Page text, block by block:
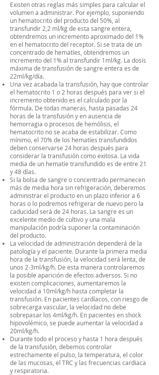
Existen otras reglas más simples para calcular el
volumen a administrar. Por ejemplo, suponiendo
un hematocrito del producto del 50%, al
transfundir 2,2 ml/kg de esta sangre entera,
obtendremos un incremento aproximado del 1%
en el hematocrito del receptor. Si se trata de un
concentrado de hematíes, obtendremos un
incremento del 1% al transfundir 1ml/kg. La dosis
máxima de transfusión de sangre entera es de
22ml/kg/día.
Una vez acabada la transfusión, hay que controlar
el hematocrito 1 o 2 horas después para ver si el
incremento obtenido es el calculado por la
fórmula. De todas maneras, hasta pasadas 24
horas de la transfusión y en ausencia de
hemorragia o procesos de hemólisis, el
hematocrito no se acaba de estabilizar. Como
mínimo, el 70% de los hematíes transfundidos
deben conservarse 24 horas después para
considerar la transfusión como exitosa. La vida
media de un hematíe transfundido es de entre 21
y 48 días.
Si la bolsa de sangre o concentrado permanecen
más de media hora sin refrigeración, deberemos
administrar el producto en un plazo inferior a 6
horas o lo podremos refrigerar de nuevo pero la
caducidad será de 24 horas. La sangre es un
excelente medio de cultivo y una mala
manipulación podría suponer la contaminación
del producto.
La velocidad de administración dependerá de la
patología y el paciente. Durante la primera media
hora de la transfusión, la velocidad será lenta, de
unos 2-3ml/kg/h. De esta manera controlaremos
la posible aparición de efectos adversos. Si no
existen complicaciones, aumentaremos la
velocidad a 10ml/kg/h hasta completar la
transfusión. En pacientes cardíacos, con riesgo de
sobrecarga vascular, la velocidad no debe
sobrepasar los 4ml/kg/h. En pacientes en shock
hipovolémico, se puede aumentar la velocidad a
20ml/kg/h.
Durante todo el proceso y hasta 1 hora después
de la transfusión, debemos controlar
estrechamente el pulso, la temperatura, el color
de las mucosas, el TRC y las frecuencias cardiaca
y respiratoria.